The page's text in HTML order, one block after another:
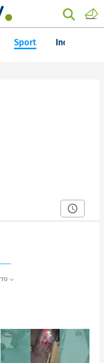
Sport Inchieste